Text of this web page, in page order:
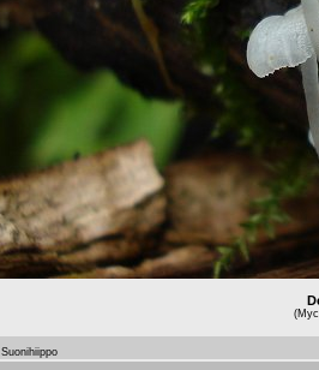
Suonihiippo